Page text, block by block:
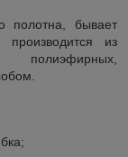
полотна, бывает
из
полиэфирных,